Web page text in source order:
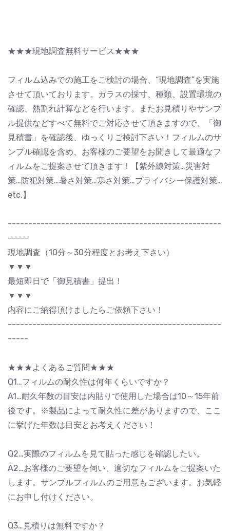
★★★現地調査無料サービス★★★
フィルム込みでの施工をご検討の場合、“現地調査”を実施
させて頂いております。ガラスの採寸、種類、設置環境の
確認、熱割れ計算などを行います。またお見積りやサンプ
ル提供などすべて無料でご対応させて頂きますので、「御
見積書」を確認後、ゆっくりご検討下さい！フィルムのサ
ンプル確認を含め、お客様のご要望をお聞きして最適なフ
ィルムをご提案させて頂きます！【紫外線対策…災害対
策…防犯対策…暑さ対策…寒さ対策…プライバシー保護対策…
etc.】
----------------------------------------------------
-----
現地調査（10分～30分程度とお考え下さい）
▼▼▼
最短即日で「御見積書」提出！
▼▼▼
内容にご納得頂けましたらご依頼下さい！
----------------------------------------------------
-----
★★★よくあるご質問★★★
Q1…フィルムの耐久性は何年くらいですか？
A1…耐久年数の目安は内貼りで使用した場合は10～15年前
後です。※製品によって耐久性に差がありますので、ここ
に挙げた年数は目安とお考えください！
Q2…実際のフィルムを見て貼った感じを確認したい。
A2…お客様のご要望を伺い、適切なフィルムをご提案いた
します。サンプルフィルムのご用意もございます。お気軽
にお申し付けください。
Q3…見積りは無料ですか？